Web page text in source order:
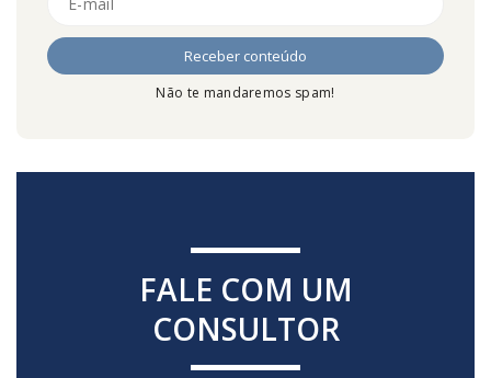
Não te mandaremos spam!
FALE COM UM
CONSULTOR